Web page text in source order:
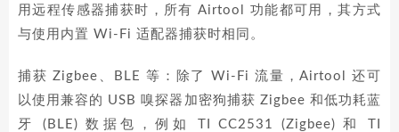
用远程传感器捕获时，所有 Airtool 功能都可用，其方式
与使用内置 Wi-Fi 适配器捕获时相同。
捕获 Zigbee、BLE 等：除了 Wi-Fi 流量，Airtool 还可
以使用兼容的 USB 嗅探器加密狗捕获 Zigbee 和低功耗蓝
牙 (BLE) 数据包，例如 TI CC2531 (Zigbee) 和 TI